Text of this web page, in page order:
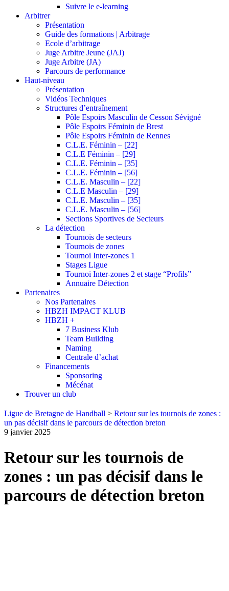
Suivre le e-learning
Arbitrer
Présentation
Guide des formations | Arbitrage
Ecole d’arbitrage
Juge Arbitre Jeune (JAJ)
Juge Arbitre (JA)
Parcours de performance
Haut-niveau
Présentation
Vidéos Techniques
Structures d’entraînement
Pôle Espoirs Masculin de Cesson Sévigné
Pôle Espoirs Féminin de Brest
Pôle Espoirs Féminin de Rennes
C.L.E. Féminin – [22]
C.L.E Féminin – [29]
C.L.E. Féminin – [35]
C.L.E. Féminin – [56]
C.L.E. Masculin – [22]
C.L.E Masculin – [29]
C.L.E. Masculin – [35]
C.L.E. Masculin – [56]
Sections Sportives de Secteurs
La détection
Tournois de secteurs
Tournois de zones
Tournoi Inter-zones 1
Stages Ligue
Tournoi Inter-zones 2 et stage “Profils”
Annuaire Détection
Partenaires
Nos Partenaires
HBZH IMPACT KLUB
HBZH +
7 Business Klub
Team Building
Naming
Centrale d’achat
Financements
Sponsoring
Mécénat
Trouver un club
Ligue de Bretagne de Handball > Retour sur les tournois de zones :
un pas décisif dans le parcours de détection breton
9 janvier 2025
Retour sur les tournois de
zones : un pas décisif dans le
parcours de détection breton